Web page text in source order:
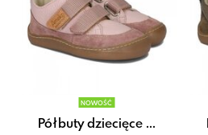
NOWOŚĆ
Półbuty dziecięce ...